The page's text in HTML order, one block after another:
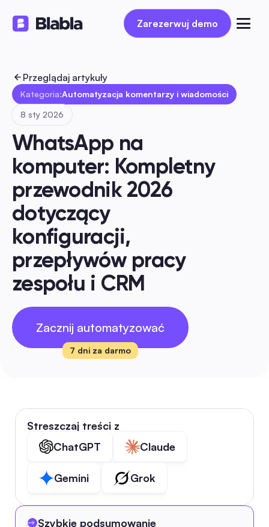
Zarezerwuj demo
Zarezerwuj demo
Przeglądaj artykuły
Kategoria:Automatyzacja komentarzy i wiadomości
8 sty 2026
WhatsApp na
komputer: Kompletny
przewodnik 2026
dotyczący
konfiguracji,
przepływów pracy
zespołu i CRM
Zacznij automatyzować
7 dni za darmo
Streszczaj treści z
ChatGPT
Claude
Gemini Grok
Szybkie podsumowanie